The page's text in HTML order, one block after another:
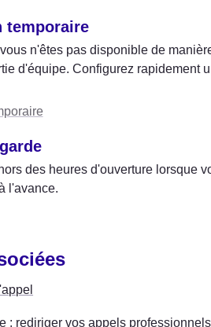
temporaire
n'êtes pas disponible de
d'équipe. Configurez rapidement
des heures d'ouverture lorsque
l'avance.
: rediriger vos appels professionnels